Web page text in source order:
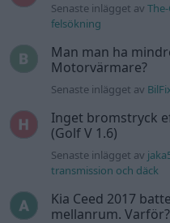
Senaste inlägget av
felsökning
Man man ha
Motorvärmare?
Senaste inlägget av
Inget bromstryck
(Golf V 1.6)
Senaste inlägget av
transmission och däck
Kia Ceed 2017
mellanrum. Varför?